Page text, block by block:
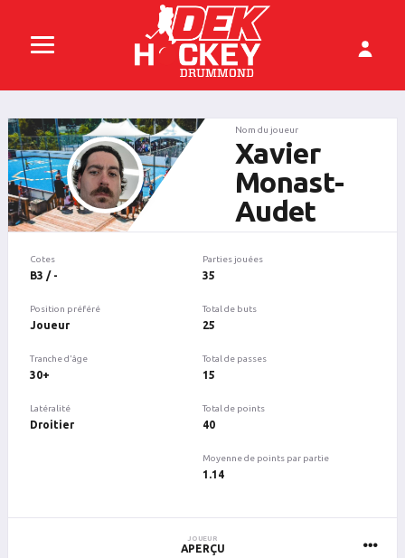
Nom du joueur
Xavier
Monast-
Audet
Cotes
B3 / -
Position préféré
Joueur
Tranche d'âge
30+
Latéralité
Droitier
Parties jouées
35
Total de buts
25
Total de passes
15
Total de points
40
Moyenne de points par partie
1.14
JOUEUR
APERÇU